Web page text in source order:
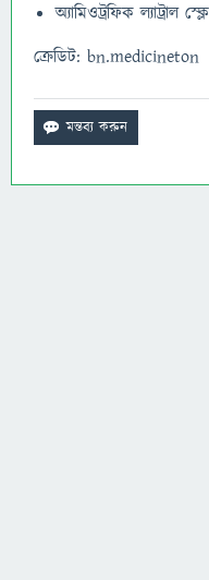
অ্যামিওট্রফিক ল্যাট্রাল
ক্রেডিট: bn.medicineton